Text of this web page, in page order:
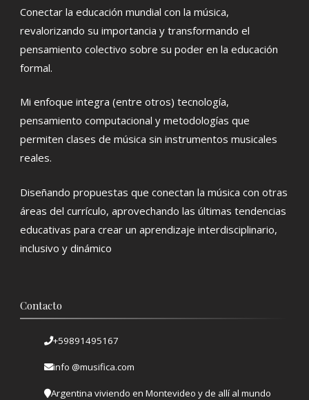
Conectar la educación mundial con la música,
revalorizando su importancia y transformando el
pensamiento colectivo sobre su poder en la educación
formal.
Mi enfoque integra (entre otros) tecnología,
pensamiento computacional y metodologías que
permiten clases de música sin instrumentos musicales
reales.
Diseñando propuestas que conectan la música con otras
áreas del currículo, aprovechando las últimas tendencias
educativas para crear un aprendizaje interdisciplinario,
inclusivo y dinámico
Contacto
+59891495167
info @musifica.com
Argentina viviendo en Montevideo y de allí al mundo